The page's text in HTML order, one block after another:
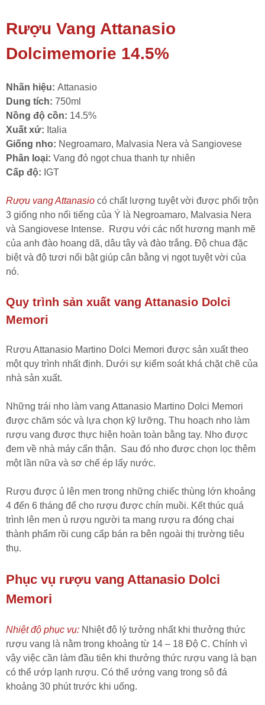
Rượu Vang Attanasio
Dolcimemorie 14.5%
Nhãn hiệu: Attanasio
Dung tích: 750ml
Nồng độ cồn: 14.5%
Xuất xứ: Italia
Giống nho: Negroamaro, Malvasia Nera và Sangiovese
Phân loại: Vang đỏ ngọt chua thanh tự nhiên
Cấp độ: IGT
Rượu vang Attanasio có chất lượng tuyệt vời được phối trộn
3 giống nho nổi tiếng của Ý là Negroamaro, Malvasia Nera
và Sangiovese Intense. Rượu với các nốt hương mạnh mẽ
của anh đào hoang dã, dâu tây và đào trắng. Độ chua đặc
biệt và độ tươi nổi bật giúp cân bằng vị ngọt tuyệt vời của
nó.
Quy trình sản xuất vang Attanasio Dolci
Memori
Rượu Attanasio Martino Dolci Memori được sản xuất theo
một quy trình nhất định. Dưới sự kiểm soát khá chặt chẽ của
nhà sản xuất.
Những trái nho làm vang Attanasio Martino Dolci Memori
được chăm sóc và lựa chọn kỹ lưỡng. Thu hoạch nho làm
rượu vang được thực hiện hoàn toàn bằng tay. Nho được
đem về nhà máy cẩn thận. Sau đó nho được chọn lọc thêm
một lần nữa và sơ chế ép lấy nước.
Rượu được ủ lên men trong những chiếc thùng lớn khoảng
4 đến 6 tháng để cho rượu được chín muồi. Kết thúc quá
trình lên men ủ rượu người ta mang rượu ra đóng chai
thành phẩm rồi cung cấp bán ra bên ngoài thị trường tiêu
thụ.
Phục vụ rượu vang Attanasio Dolci
Memori
Nhiệt độ phục vụ: Nhiệt độ lý tưởng nhất khi thưởng thức
rượu vang là nằm trong khoảng từ 14 – 18 Độ C. Chính vì
vậy việc cần làm đầu tiên khi thưởng thức rượu vang là bạn
có thể ướp lạnh rượu. Có thể ướng vang trong sô đá
khoảng 30 phút trước khi uống.